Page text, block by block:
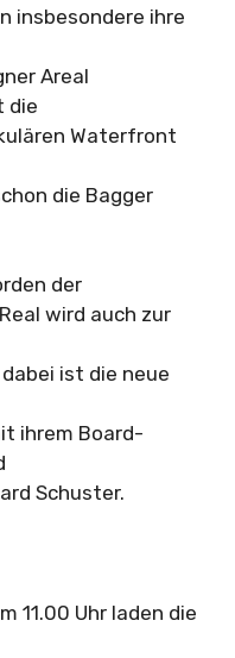
insbesondere ihre
Areal
die
Waterfront
die Bagger
der
wird auch zur
ist die neue
ihrem Board-
Schuster.
11.00 Uhr laden die